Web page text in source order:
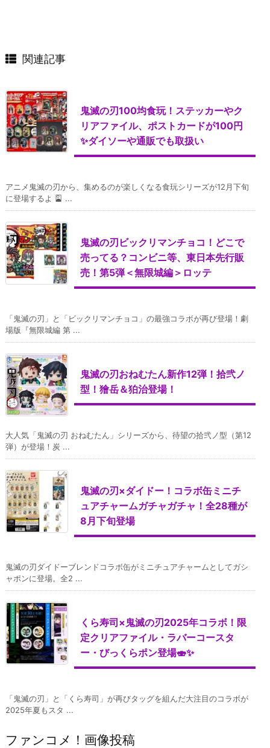
関連記事
鬼滅の刃100均食玩！ステッカーやク
リアファイル、ポストカードが100円
✨ダイソーや通販でも取扱い
アニメ鬼滅の刃から、集めるのが楽しくなる食玩シリーズが12月下旬
に登場するよ 🎴 ...
鬼滅の刃ビックリマンチョコ！どこで
売ってる？コンビニ等、東日本先行販
売！第5弾＜無限城編＞ロッテ
「鬼滅の刃」と「ビックリマンチョコ」の最強コラボが再び登場！劇
場版『無限城編 第 ...
鬼滅の刃おねむたん新作12弾！拾弐ノ
型！獪岳＆狛治登場！
大人気「鬼滅の刃 おねむたん」シリーズから、待望の拾弐ノ型（第12
弾）が登場！炭 ...
鬼滅の刃×ダイドー！コラボ缶ミニチ
ュアチャームガチャガチャ！全28種が
8月下旬登場
鬼滅の刃ダイドーブレンドコラボ缶がミニチュアチャームとしてガシ
ャポンに登場。全2 ...
くら寿司×鬼滅の刃2025年コラボ！限
定クリアファイル・ラバーコースタ
ー・びっくらポン登場🍣✨
「鬼滅の刃」と「くら寿司」が再びタッグを組んだ大注目のコラボが
2025年夏もスタ ...
ファンコメ！画像投稿